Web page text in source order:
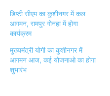
डिप्टी सीएम का कुशीनगर में कल
आगमन, रामपुर गोनहा में होगा
कार्यक्रम
मुख्यमंत्री योगी का कुशीनगर में
आगमन आज, कई योजनाओ का होगा
शुभारंभ